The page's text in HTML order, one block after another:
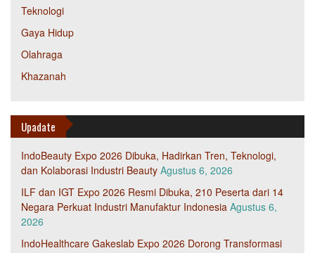
Teknologi
Gaya Hidup
Olahraga
Khazanah
Upadate
IndoBeauty Expo 2026 Dibuka, Hadirkan Tren, Teknologi,
dan Kolaborasi Industri Beauty Agustus 6, 2026
ILF dan IGT Expo 2026 Resmi Dibuka, 210 Peserta dari 14
Negara Perkuat Industri Manufaktur Indonesia Agustus 6,
2026
IndoHealthcare Gakeslab Expo 2026 Dorong Transformasi